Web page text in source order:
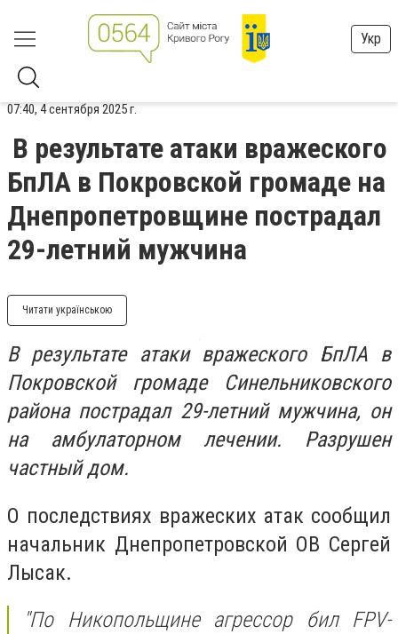
Укр
07:40, 4 сентября 2025 г.
В результате атаки вражеского
БпЛА в Покровской громаде на
Днепропетровщине пострадал
29-летний мужчина
Читати українською
В результате атаки вражеского БпЛА в
Покровской громаде Синельниковского
района пострадал 29-летний мужчина, он
на амбулаторном лечении. Разрушен
частный дом.
О последствиях вражеских атак сообщил
начальник Днепропетровской ОВ Сергей
Лысак.
"По Никопольщине агрессор бил FPV-